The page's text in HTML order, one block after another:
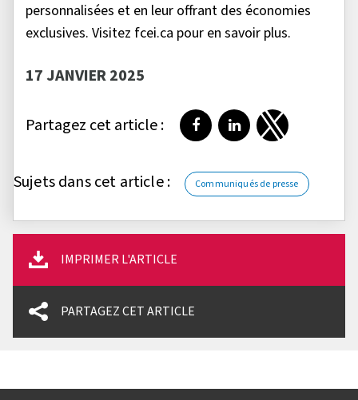
personnalisées et en leur offrant des économies
exclusives. Visitez fcei.ca pour en savoir plus.
17 JANVIER 2025
Partagez cet article : Partager sur Facebook
Partager surPartager sur
Sujets dans cet article : Communiqués de presse
IMPRIMER L'ARTICLE
PARTAGEZ CET ARTICLE